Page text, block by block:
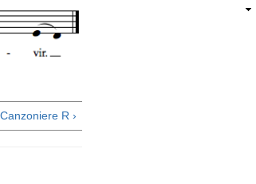
Canzoniere R ›